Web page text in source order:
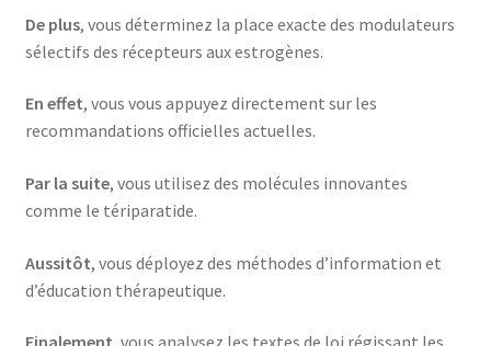
De plus, vous déterminez la place exacte des modulateurs
sélectifs des récepteurs aux estrogènes.
En effet, vous vous appuyez directement sur les
recommandations officielles actuelles.
Par la suite, vous utilisez des molécules innovantes
comme le tériparatide.
Aussitôt, vous déployez des méthodes d’information et
d’éducation thérapeutique.